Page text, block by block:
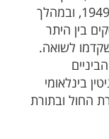
ומתרגם. את שיריו החל לפרסם בשנת 1949, ובמהלך
בין היתר
שקדמו לשואה.
הביניים
בינלאומי
החול ובתורת